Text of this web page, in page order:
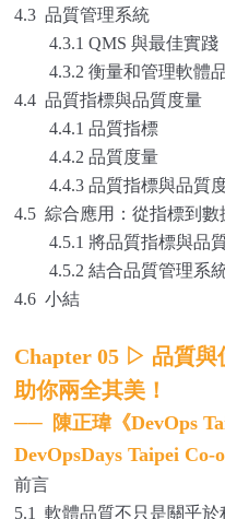
4.3 品質管理系統
4.3.1 QMS 與最佳實踐
4.3.2 衡量和管理軟體
4.4 品質指標與品質度量
4.4.1 品質指標
4.4.2 品質度量
4.4.3 品質指標與品質度
4.5 綜合應用：從指標到
4.5.1 將品質指標與品質
4.5.2 結合品質管理系
4.6 小結
Chapter 05 ▷ 品質與
助你兩全其美！
── 陳正瑋《DevOps
DevOpsDays Taipei Co-
前言
5.1 軟體品質不只是關乎於